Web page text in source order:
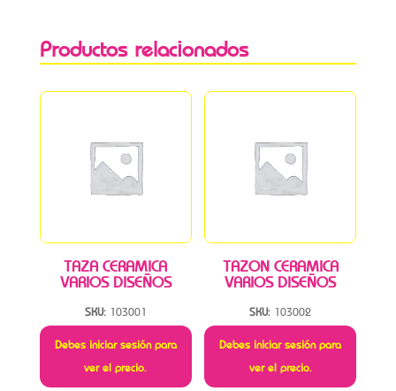
Productos relacionados
TAZA CERAMICA
VARIOS DISEÑOS
SKU: 103001
Debes iniciar sesión para
ver el precio.
TAZON CERAMICA
VARIOS DISEÑOS
SKU: 103002
Debes iniciar sesión para
ver el precio.